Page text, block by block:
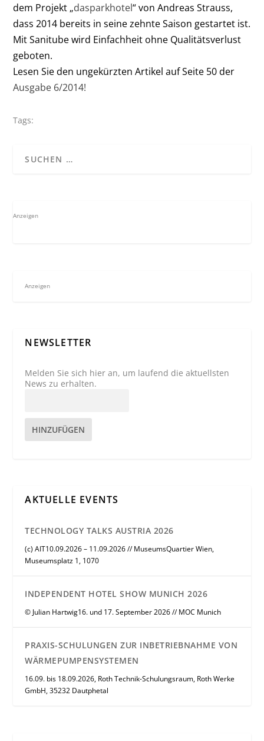
dem Projekt „dasparkhotel“ von Andreas Strauss,
dass 2014 bereits in seine zehnte Saison gestartet ist.
Mit Sanitube wird Einfachheit ohne Qualitätsverlust
geboten.
Lesen Sie den ungekürzten Artikel auf Seite 50 der
Ausgabe 6/2014!
Tags:
Anzeigen
Anzeigen
NEWSLETTER
Melden Sie sich hier an, um laufend die aktuellsten
News zu erhalten.
HINZUFÜGEN
AKTUELLE EVENTS
TECHNOLOGY TALKS AUSTRIA 2026
(c) AIT10.09.2026 – 11.09.2026 // MuseumsQuartier Wien,
Museumsplatz 1, 1070
INDEPENDENT HOTEL SHOW MUNICH 2026
© Julian Hartwig16. und 17. September 2026 // MOC Munich
PRAXIS-SCHULUNGEN ZUR INBETRIEBNAHME VON
WÄRMEPUMPENSYSTEMEN
16.09. bis 18.09.2026, Roth Technik-Schulungsraum, Roth Werke
GmbH, 35232 Dautphetal